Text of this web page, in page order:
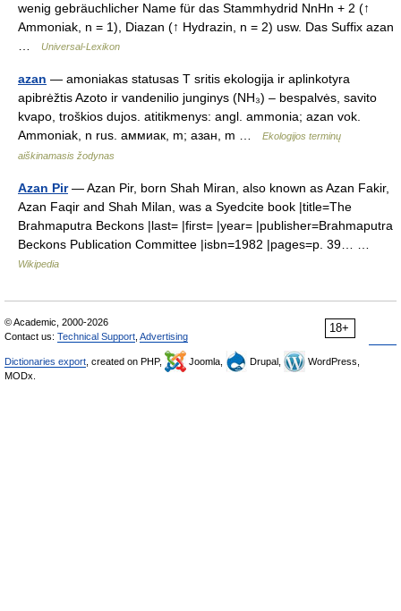
wenig gebräuchlicher Name für das Stammhydrid NnHn + 2 (↑
Ammoniak, n = 1), Diazan (↑ Hydrazin, n = 2) usw. Das Suffix azan
Universal-Lexikon
azan — amoniakas statusas T sritis ekologija ir aplinkotyra
apibrėžtis Azoto ir vandenilio junginys (NH₃) – bespalvės, savito
kvapo, troškios dujos. atitikmenys: angl. ammonia; azan vok.
Ammoniak, n rus. aммиак, m; азан, m …
Ekologijos terminų
aiškinamasis žodynas
Azan Pir— Azan Pir, born Shah Miran, also known as Azan Fakir,
Azan Faqir and Shah Milan, was a Syedcite book |title=The
Brahmaputra Beckons |last= |first= |year= |publisher=Brahmaputra
Beckons Publication Committee |isbn=1982 |pages=p. 39… …
Wikipedia
18+
© Academic, 2000-2026
Contact us: Technical Support Advertising
Dictionaries export , created on PHP, Joomla, Drupal,
WordPress,
MODx.